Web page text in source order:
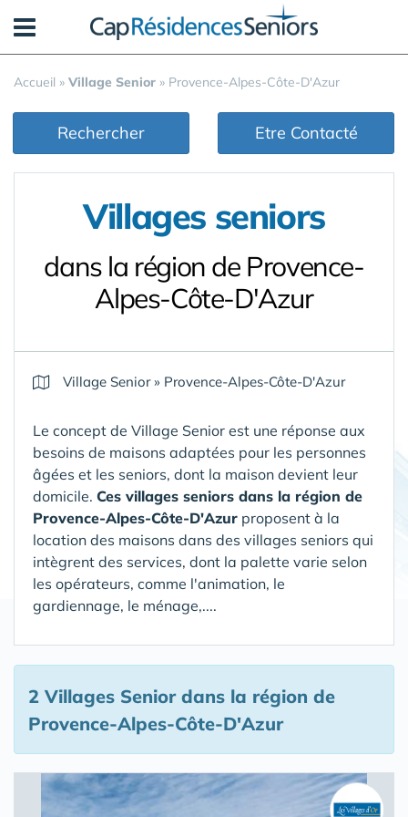
Accueil » Village Senior » Provence-Alpes-Côte-D'Azur
Rechercher Etre Contacté
Villages seniors
dans la région de Provence-
Alpes-Côte-D'Azur
Village Senior» Provence-Alpes-Côte-D'Azur
Le concept de Village Senior est une réponse aux
besoins de maisons adaptées pour les personnes
âgées et les seniors, dont la maison devient leur
domicile. Ces villages seniors dans la région de
Provence-Alpes-Côte-D'Azur proposent à la
location des maisons dans des villages seniors qui
intègrent des services, dont la palette varie selon
les opérateurs, comme l'animation, le
gardiennage, le ménage,....
2 Villages Seniordans la région de
Provence-Alpes-Côte-D'Azur